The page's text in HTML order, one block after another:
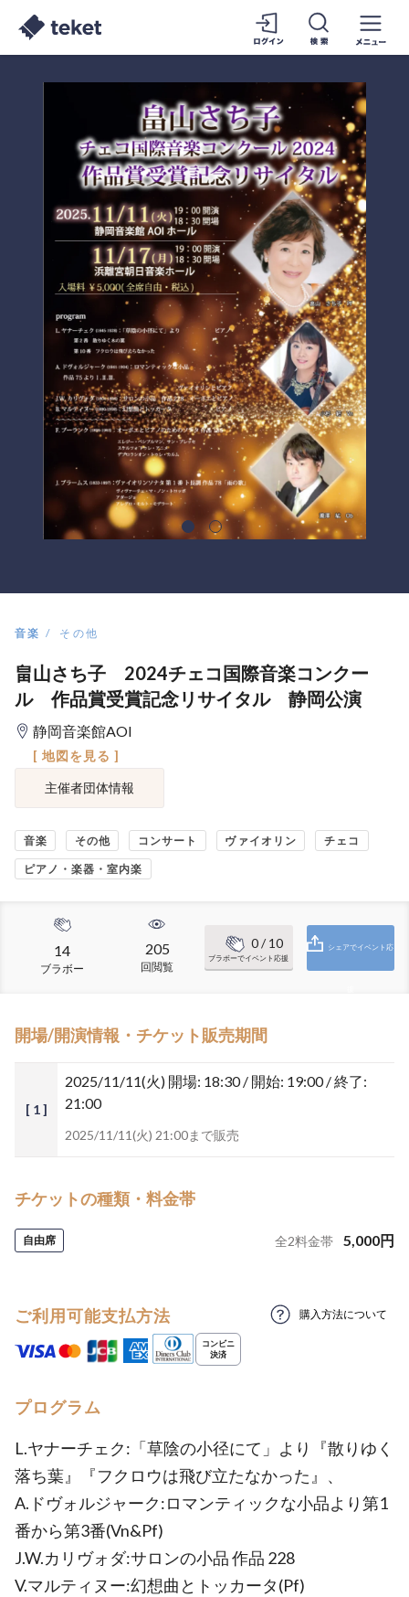
音楽 その他
畠山さち子 2024チェコ国際音楽コンクー
ル 作品賞受賞記念リサイタル 静岡公演
静岡音楽館AOI
[ 地図を見る ]
主催者団体情報
音楽 その他 コンサート ヴァイオリン チェコ
ピアノ・楽器・室内楽
14
ブラボー
205
回閲覧
0/ 10
ブラボーでイベント応援
シェアでイベント応
開場/開演情報・チケット販売期間
[ 1 ]
2025/11/11(火) 開場: 18:30 / 開始: 19:00 / 終了:
21:00
2025/11/11(火) 21:00まで販売
チケットの種類・料金帯
自由席 全2料金帯 5,000円
ご利用可能支払方法 購入方法について
プログラム
L.ヤナーチェク:「草陰の小径にて」より『散りゆく
落ち葉』『フクロウは飛び立たなかった』、
A.ドヴォルジャーク:ロマンティックな小品より第1
番から第3番(Vn&Pf)
J.W.カリヴォダ:サロンの小品 作品 228
V.マルティヌー:幻想曲とトッカータ(Pf)